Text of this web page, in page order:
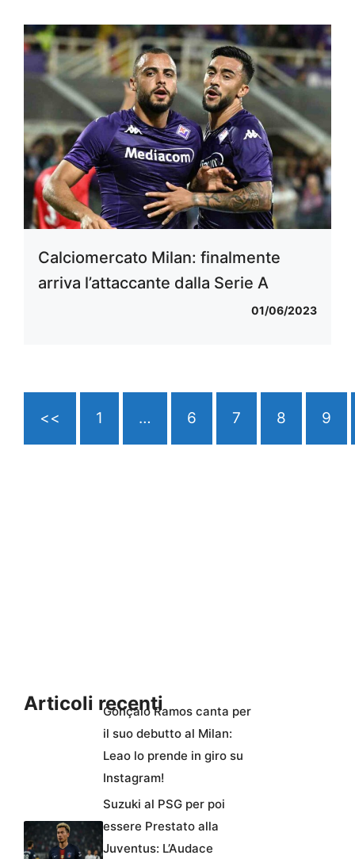
Calciomercato Milan: finalmente
arriva l’attaccante dalla Serie A
01/06/2023
<< 1 … 6 7 8 9
Articoli recentiGonçalo Ramos canta per
il suo debutto al Milan:
Leao lo prende in giro su
Instagram!
Suzuki al PSG per poi
essere Prestato alla
Juventus: L’Audace